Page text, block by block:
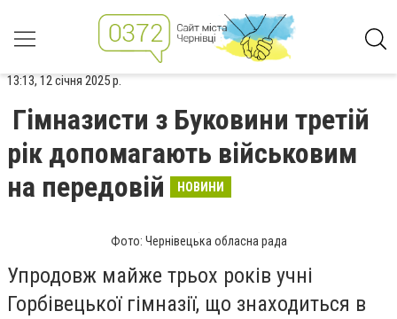
13:13, 12 січня 2025 р.
Гімназисти з Буковини третій
рік допомагають військовим
на передовій
НОВИНИ
Фото: Чернівецька обласна рада
Упродовж майже трьох років учні
Горбівецької гімназії, що знаходиться в